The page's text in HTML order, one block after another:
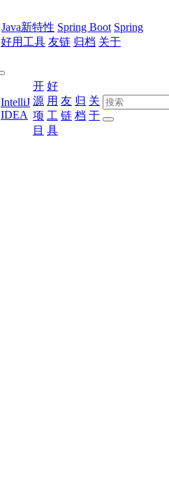
Java新特性 Spring Boot Spring
好用工具 友链 归档 关于
IntelliJ
IDEA
开
源
项
目
好
用
工
具
友
链
归
档
关
于